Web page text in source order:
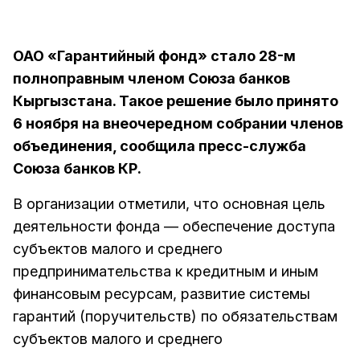
ОАО «Гарантийный фонд» стало 28-м
полноправным членом Союза банков
Кыргызстана. Такое решение было принято
6 ноября на внеочередном собрании членов
объединения, сообщила пресс-служба
Союза банков КР.
В организации отметили, что основная цель
деятельности фонда — обеспечение доступа
субъектов малого и среднего
предпринимательства к кредитным и иным
финансовым ресурсам, развитие системы
гарантий (поручительств) по обязательствам
субъектов малого и среднего